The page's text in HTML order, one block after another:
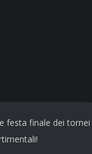
festa finale dei tornei